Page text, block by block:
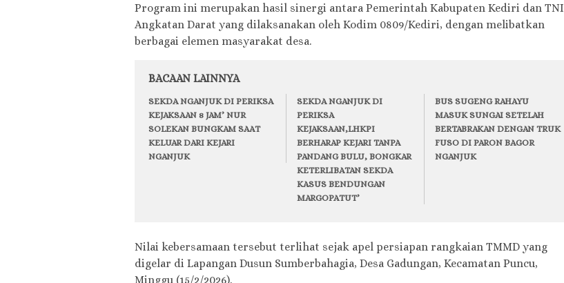
Program ini merupakan hasil sinergi antara Pemerintah Kabupaten Kediri dan TNI
Angkatan Darat yang dilaksanakan oleh Kodim 0809/Kediri, dengan melibatkan
berbagai elemen masyarakat desa.
BACAAN LAINNYA
SEKDA NGANJUK DI PERIKSA
KEJAKSAAN 8 JAM’ NUR
SOLEKAN BUNGKAM SAAT
KELUAR DARI KEJARI
NGANJUK
SEKDA NGANJUK DI
PERIKSA
KEJAKSAAN,LHKPI
BERHARAP KEJARI TANPA
PANDANG BULU, BONGKAR
KETERLIBATAN SEKDA
KASUS BENDUNGAN
MARGOPATUT’
BUS SUGENG RAHAYU
MASUK SUNGAI SETELAH
BERTABRAKAN DENGAN TRUK
FUSO DI PARON BAGOR
NGANJUK
Nilai kebersamaan tersebut terlihat sejak apel persiapan rangkaian TMMD yang
digelar di Lapangan Dusun Sumberbahagia, Desa Gadungan, Kecamatan Puncu,
Minggu (15/2/2026).